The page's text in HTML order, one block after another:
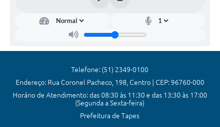
Telefone: (51) 2349-0100
Endereço: Rua Coronel Pacheco, 198, Centro | CEP: 96760-000
Horário de Atendimento: das 08:30 às 11:30 e das 13:30 às 17:00
(Segunda a Sexta-feira)
Prefeitura de Tapes